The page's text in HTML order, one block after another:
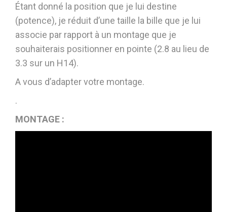
Étant donné la position que je lui destine
(potence), je réduit d’une taille la bille que je lui
associe par rapport à un montage que je
souhaiterais positionner en pointe (2.8 au lieu de
3.3 sur un H14).
A vous d’adapter votre montage.
.
MONTAGE :